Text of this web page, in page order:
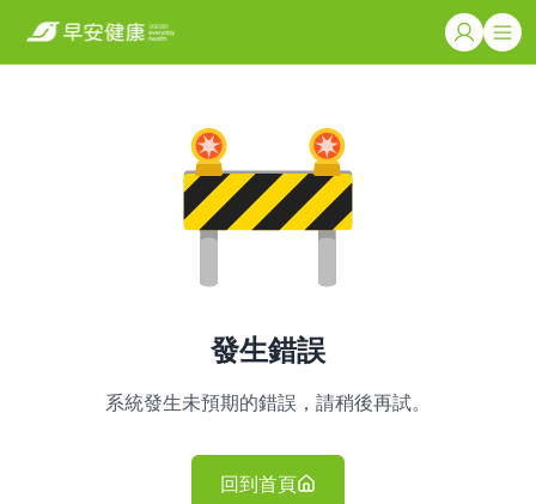
發生錯誤
系統發生未預期的錯誤，請稍後再試。
回到首頁